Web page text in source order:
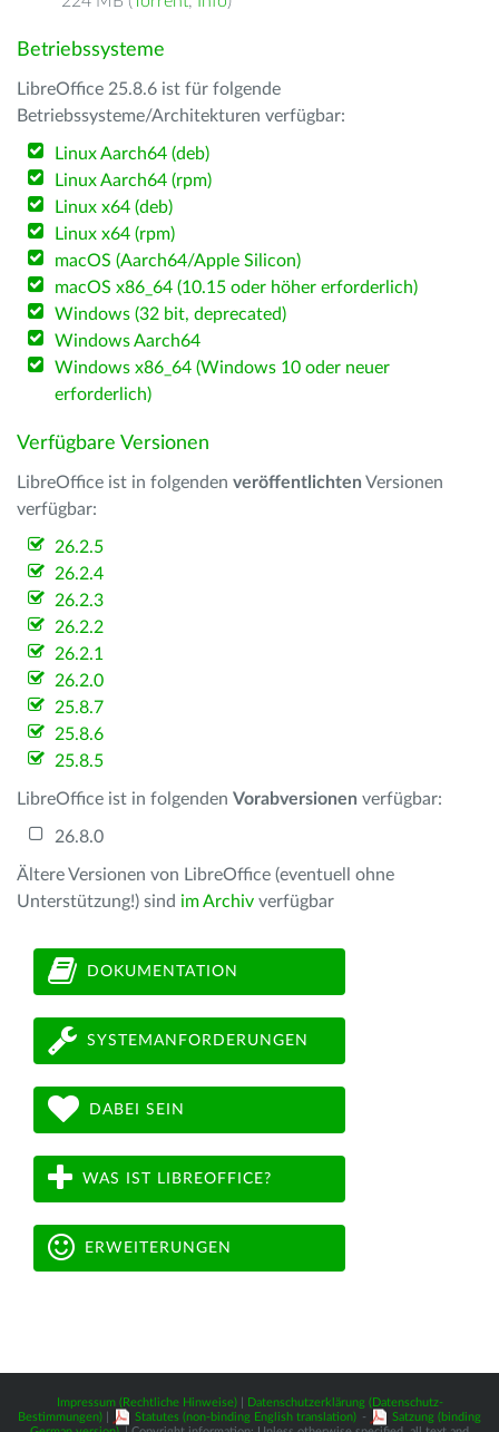
Betriebssysteme
LibreOffice 25.8.6 ist für folgende
Betriebssysteme/Architekturen verfügbar:
Linux Aarch64 (deb)
Linux Aarch64 (rpm)
Linux x64 (deb)
Linux x64 (rpm)
macOS (Aarch64/Apple Silicon)
macOS x86_64 (10.15 oder höher erforderlich)
Windows (32 bit, deprecated)
Windows Aarch64
Windows x86_64 (Windows 10 oder neuer
erforderlich)
Verfügbare Versionen
LibreOffice ist in folgenden veröffentlichten Versionen
verfügbar:
26.2.5
26.2.4
26.2.3
26.2.2
26.2.1
26.2.0
25.8.7
25.8.6
25.8.5
LibreOffice ist in folgenden Vorabversionen verfügbar:
26.8.0
Ältere Versionen von LibreOffice (eventuell ohne
Unterstützung!) sind im Archiv verfügbar
DOKUMENTATION
SYSTEMANFORDERUNGEN
DABEI SEIN
WAS IST LIBREOFFICE?
ERWEITERUNGEN
Impressum (Rechtliche Hinweise)|
Datenschutzerklärung (Datenschutz-
Bestimmungen)
Statutes (non-binding English translation) -
Satzung (binding